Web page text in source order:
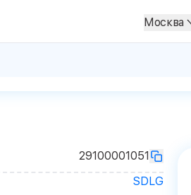
Москва
29100001051
SDLG